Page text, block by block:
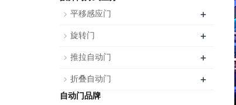
平移感应门
+
旋转门 +
推拉自动门 +
折叠自动门 +
自动门品牌